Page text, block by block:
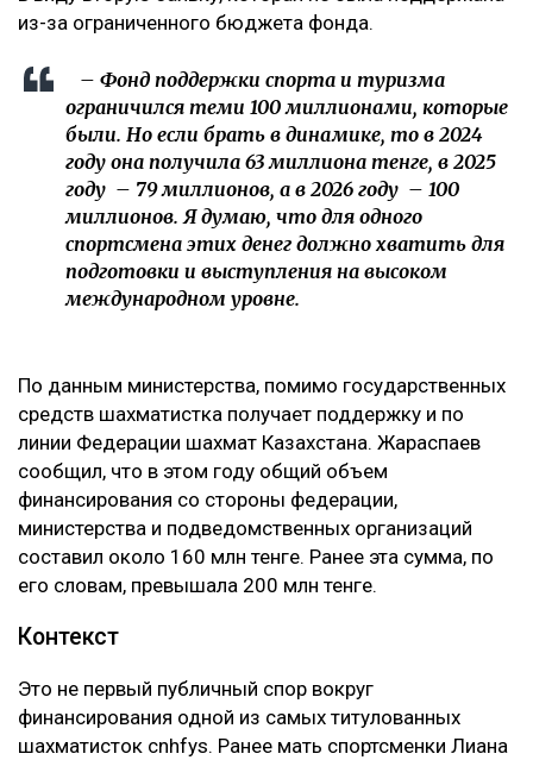
из-за ограниченного бюджета фонда.
– Фонд поддержки спорта и туризма
ограничился теми 100 миллионами, которые
были. Но если брать в динамике, то в 2024
году она получила 63 миллиона тенге, в 2025
году – 79 миллионов, а в 2026 году – 100
миллионов. Я думаю, что для одного
спортсмена этих денег должно хватить для
подготовки и выступления на высоком
международном уровне.
По данным министерства, помимо государственных
средств шахматистка получает поддержку и по
линии Федерации шахмат Казахстана. Жараспаев
сообщил, что в этом году общий объем
финансирования со стороны федерации,
министерства и подведомственных организаций
составил около 160 млн тенге. Ранее эта сумма, по
его словам, превышала 200 млн тенге.
Контекст
Это не первый публичный спор вокруг
финансирования одной из самых титулованных
шахматисток cnhfys. Ранее мать спортсменки Лиана